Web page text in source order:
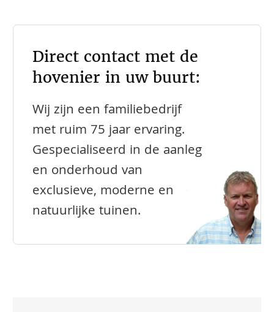
Direct contact met de
hovenier in uw buurt:
Wij zijn een familiebedrijf
met ruim 75 jaar ervaring.
Gespecialiseerd in de aanleg
en onderhoud van
exclusieve, moderne en
natuurlijke tuinen.